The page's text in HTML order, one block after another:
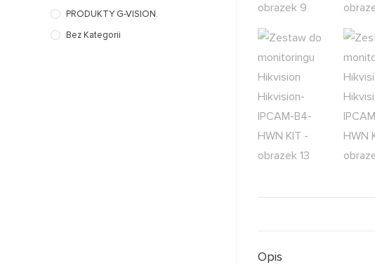
Opis
PRODUKTY G-VISION.
Bez Kategorii